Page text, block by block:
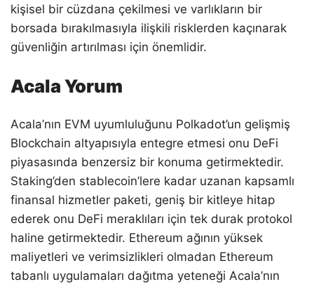
kişisel bir cüzdana çekilmesi ve varlıkların bir
borsada bırakılmasıyla ilişkili risklerden kaçınarak
güvenliğin artırılması için önemlidir.
Acala Yorum
Acala’nın EVM uyumluluğunu Polkadot’un gelişmiş
Blockchain altyapısıyla entegre etmesi onu DeFi
piyasasında benzersiz bir konuma getirmektedir.
Staking’den stablecoin’lere kadar uzanan kapsamlı
finansal hizmetler paketi, geniş bir kitleye hitap
ederek onu DeFi meraklıları için tek durak protokol
haline getirmektedir. Ethereum ağının yüksek
maliyetleri ve verimsizlikleri olmadan Ethereum
tabanlı uygulamaları dağıtma yeteneği Acala’nın